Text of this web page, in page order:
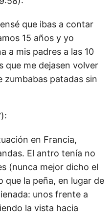
que ibas a contar
15 años y yo
a mis padres a las 10
que me dejasen volver
zumbabas patadas sin
en Francia,
El antro tenía no
(nunca mejor dicho el
que la peña, en lugar de
unos frente a
la vista hacia